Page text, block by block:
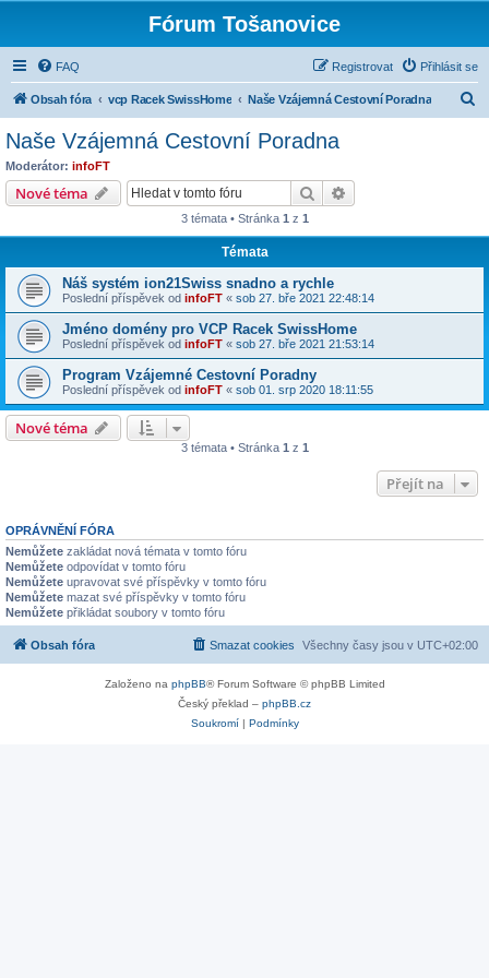
Fórum Tošanovice
FAQ Přihlásit se
Registrovat
Obsah fóra vcp Racek SwissHome Naše Vzájemná Cestovní Poradna
Naše Vzájemná Cestovní Poradna
Moderátor: infoFT
Nové téma Hledat
3 témata • Stránka 1 z 1
Témata
Náš systém ion21Swiss snadno a rychle
Poslední příspěvek od infoFT « sob 27. bře 2021 22:48:14
Jméno domény pro VCP Racek SwissHome
Poslední příspěvek od infoFT « sob 27. bře 2021 21:53:14
Program Vzájemné Cestovní Poradny
Poslední příspěvek od infoFT « sob 01. srp 2020 18:11:55
Nové téma
3 témata • Stránka 1 z 1
Přejít na
OPRÁVNĚNÍ FÓRA
Nemůžete zakládat nová témata v tomto fóru
Nemůžete odpovídat v tomto fóru
Nemůžete upravovat své příspěvky v tomto fóru
Nemůžete mazat své příspěvky v tomto fóru
Nemůžete přikládat soubory v tomto fóru
Obsah fóra Všechny časy jsou v UTC+02:00
Smazat cookies
Založeno na phpBB® Forum Software © phpBB Limited
Český překlad – phpBB.cz
Soukromí| Podmínky